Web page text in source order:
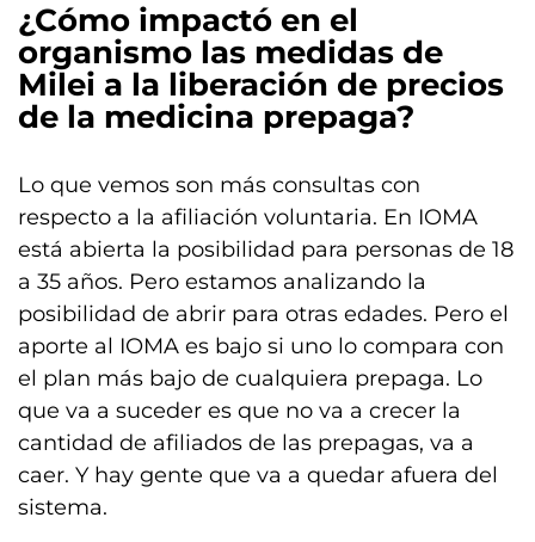
¿Cómo impactó en el
organismo las medidas de
Milei a la liberación de precios
de la medicina prepaga?
Lo que vemos son más consultas con
respecto a la afiliación voluntaria. En IOMA
está abierta la posibilidad para personas de 18
a 35 años. Pero estamos analizando la
posibilidad de abrir para otras edades. Pero el
aporte al IOMA es bajo si uno lo compara con
el plan más bajo de cualquiera prepaga. Lo
que va a suceder es que no va a crecer la
cantidad de afiliados de las prepagas, va a
caer. Y hay gente que va a quedar afuera del
sistema.